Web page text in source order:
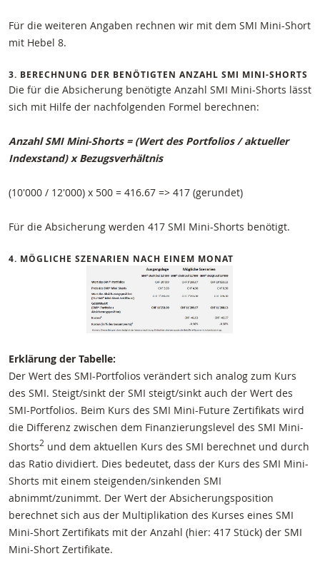
Für die weiteren Angaben rechnen wir mit dem SMI Mini-Short
mit Hebel 8.
3. BERECHNUNG DER BENÖTIGTEN ANZAHL SMI MINI-SHORTS
Die für die Absicherung benötigte Anzahl SMI Mini-Shorts lässt
sich mit Hilfe der nachfolgenden Formel berechnen:
Anzahl SMI Mini-Shorts = (Wert des Portfolios / aktueller
Indexstand) x Bezugsverhältnis
(10'000 / 12'000) x 500 = 416.67 => 417 (gerundet)
Für die Absicherung werden 417 SMI Mini-Shorts benötigt.
4. MÖGLICHE SZENARIEN NACH EINEM MONAT
Erklärung der Tabelle:
Der Wert des SMI-Portfolios verändert sich analog zum Kurs
des SMI. Steigt/sinkt der SMI steigt/sinkt auch der Wert des
SMI-Portfolios. Beim Kurs des SMI Mini-Future Zertifikats wird
die Differenz zwischen dem Finanzierungslevel des SMI Mini-
Shorts2 und dem aktuellen Kurs des SMI berechnet und durch
das Ratio dividiert. Dies bedeutet, dass der Kurs des SMI Mini-
Shorts mit einem steigenden/sinkenden SMI
abnimmt/zunimmt. Der Wert der Absicherungsposition
berechnet sich aus der Multiplikation des Kurses eines SMI
Mini-Short Zertifikats mit der Anzahl (hier: 417 Stück) der SMI
Mini-Short Zertifikate.